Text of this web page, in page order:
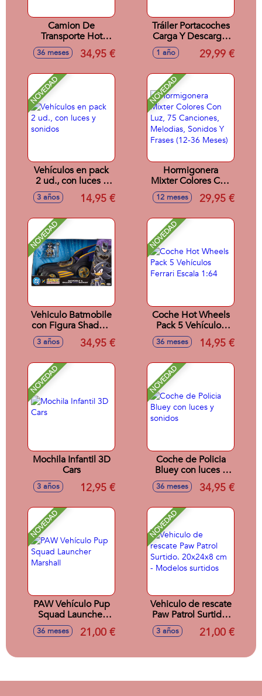
Camion De
Transporte Hot
Wheels Convertible
En Pista De
36 meses 34,95 €
Tráiler Portacoches
Carga Y Descarga,
para reparar,
transportar y revisar
favoritos
1 año 29,99 €
NOVEDAD
Vehículos en pack
2 ud., con luces y
sonidos
3 años 14,95 €
NOVEDAD
Hormigonera
Mixter Colores Con
Luz, 75 Canciones,
Melodias, Sonidos
Meses)
12 meses 29,95 €
NOVEDAD
Vehiculo Batmobile
con Figura Shadow
Sonic como
Batman 6 Cm
3 años 34,95 €
NOVEDAD
Coche Hot Wheels
Pack 5 Vehículos
Ferrari Escala 1:64
36 meses 14,95 €
NOVEDAD
Mochila Infantil 3D
Cars
3 años 12,95 €
NOVEDAD
Coche de Policia
Bluey con luces y
sonidos
36 meses 34,95 €
NOVEDAD
PAW Vehículo Pup
Squad Launcher
Marshall
36 meses 21,00 €
NOVEDAD
Vehiculo de rescate
Paw Patrol Surtido.
20x24x8 cm -
Modelos surtidos
3 años 21,00 €